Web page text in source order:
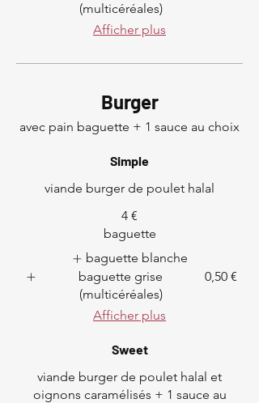
(multicéréales)
Afficher plus
Burger
avec pain baguette + 1 sauce au choix
Simple
viande burger de poulet halal
4 €
baguette
baguette blanche
baguette grise
(multicéréales)
0,50 €
Afficher plus
Sweet
viande burger de poulet halal et
oignons caramélisés + 1 sauce au